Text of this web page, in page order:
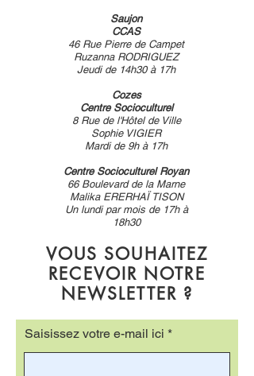
Saujon
CCAS
46 Rue Pierre de Campet
Ruzanna RODRIGUEZ
Jeudi de 14h30 à 17h
Cozes
Centre Socioculturel
8 Rue de l'Hôtel de Ville
Sophie VIGIER
Mardi de 9h à 17h
Centre Socioculturel Royan
66 Boulevard de la Marne
Malika ERERHAÏ TISON
Un lundi par mois de 17h à
18h30
VOUS SOUHAITEZ
RECEVOIR NOTRE
NEWSLETTER ?
Saisissez votre e-mail ici